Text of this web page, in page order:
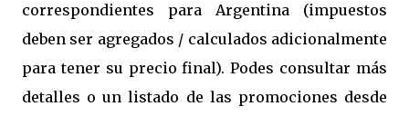
correspondientes para Argentina (impuestos
deben ser agregados / calculados adicionalmente
para tener su precio final). Podes consultar más
detalles o un listado de las promociones desde